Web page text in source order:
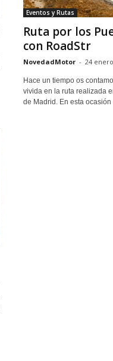
Eventos y Rutas
Ruta por los
con RoadStr
NovedadMotor - 24
Hace un tiempo os
vivida en la ruta realizada
de Madrid. En esta